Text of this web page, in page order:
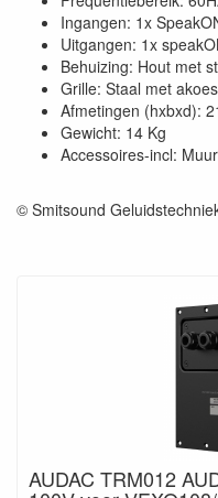
Ingangen: 1x
Uitgangen: 1x
Behuizing: Hout met
Grille: Staal met
Afmetingen (hxbxd):
Gewicht: 14 Kg
Accessoires-incl:
© Smitsound
AUDAC TRM012